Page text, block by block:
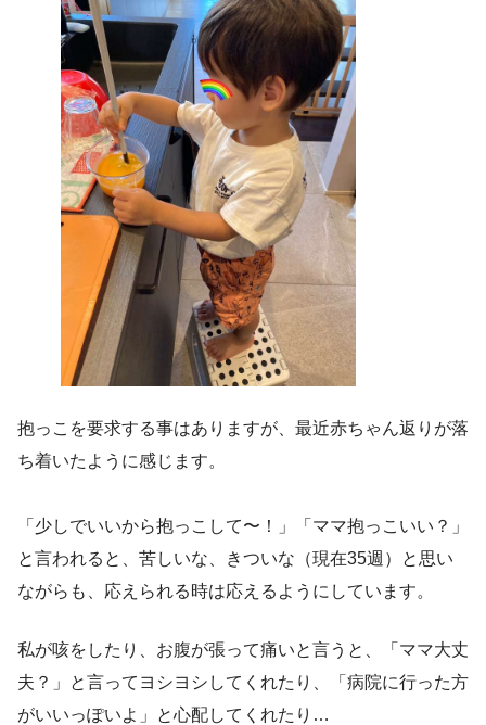
抱っこを要求する事はありますが、最近赤ちゃん返りが落
ち着いたように感じます。
「少しでいいから抱っこして〜！」「ママ抱っこいい？」
と言われると、苦しいな、きついな（現在35週）と思い
ながらも、応えられる時は応えるようにしています。
私が咳をしたり、お腹が張って痛いと言うと、「ママ大丈
夫？」と言ってヨシヨシしてくれたり、「病院に行った方
がいいっぽいよ」と心配してくれたり…